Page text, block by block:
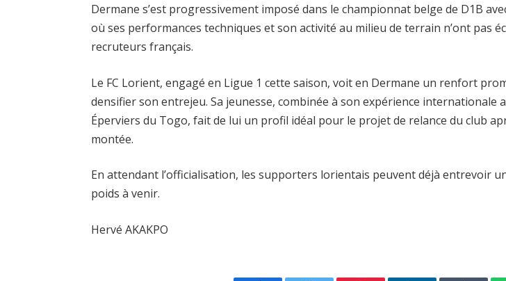
Dermane s’est progressivement imposé dans le championnat belge de D1B
où ses performances techniques et son activité au milieu de terrain n’ont pas
recruteurs français.
Le FC Lorient, engagé en Ligue 1 cette saison, voit en Dermane un renfort
densifier son entrejeu. Sa jeunesse, combinée à son expérience internationale
Éperviers du Togo, fait de lui un profil idéal pour le projet de relance du club
montée.
En attendant l’officialisation, les supporters lorientais peuvent déjà entrevoir
poids à venir.
Hervé AKAKPO